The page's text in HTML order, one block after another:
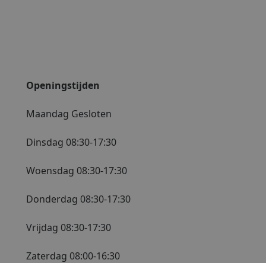
Openingstijden
Maandag Gesloten
Dinsdag 08:30-17:30
Woensdag 08:30-17:30
Donderdag 08:30-17:30
Vrijdag 08:30-17:30
Zaterdag 08:00-16:30